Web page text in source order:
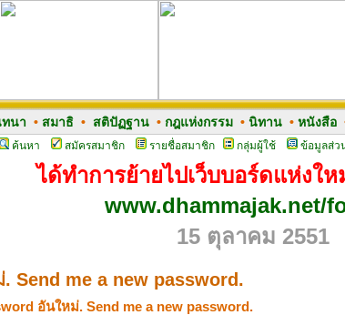
นา • สมาธิ• สติปัฏฐาน• กฎแห่งกรรม• นิทาน• หนังสือ
ค้นหา สมัครสมาชิก รายชื่อสมาชิก กลุ่มผู้ใช้ ข้อมูลส่ว
ได้ทำการย้ายไปเว็บบอร์ดแห่งใ
www.dhammajak.net/
15 ตุลาคม 2551
Send me a new password.
อันใหม่. Send me a new password.